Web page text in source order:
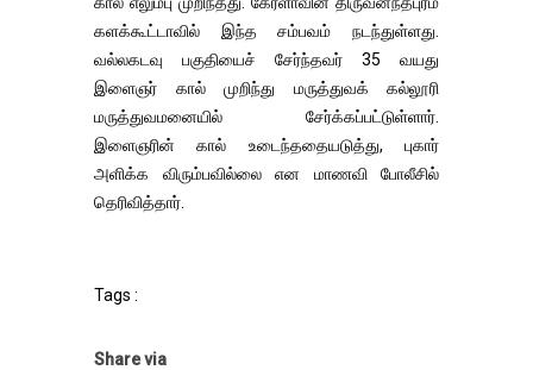
களக்கூட்டாவில் இந்த சம்பவம் நடந்துள்ளது.
வல்லகடவு பகுதியைச் சேர்ந்தவர் 35 வயது
இளைஞர் கால் முறிந்து மருத்துவக் கல்லூரி
மருத்துவமனையில் சேர்க்கப்பட்டுள்ளார்.
இளைஞரின் கால் உடைந்ததையடுத்து, புகார்
அளிக்க விரும்பவில்லை என மாணவி போலீசில்
தெரிவித்தார்.
Tags :
Share via